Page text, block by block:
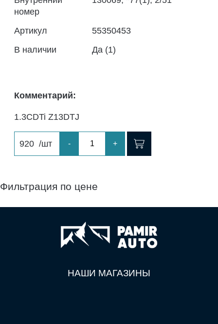
номер
Артикул
55350453
В наличии
Да (1)
Комментарий:
1.3CDTi Z13DTJ
920 /шт - +
Фильтрация по цене
НАШИ МАГАЗИНЫ